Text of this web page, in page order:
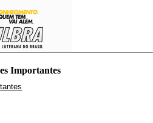
Importantes